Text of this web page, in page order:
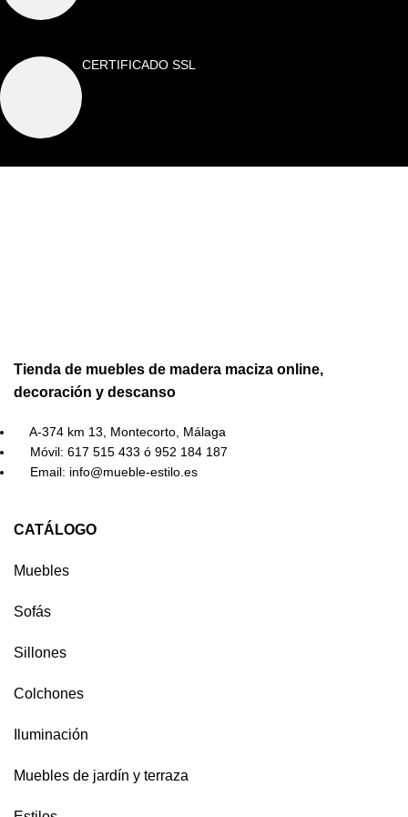
CERTIFICADO SSL
Tienda de muebles de madera maciza online,
decoración y descanso
A-374 km 13, Montecorto, Málaga
Móvil: 617 515 433 ó 952 184 187
Email: info@mueble-estilo.es
CATÁLOGO
Muebles
Sofás
Sillones
Colchones
Iluminación
Muebles de jardín y terraza